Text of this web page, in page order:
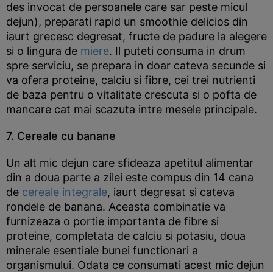
des invocat de persoanele care sar peste micul
dejun), preparati rapid un smoothie delicios din
iaurt grecesc degresat, fructe de padure la alegere
si o lingura de miere. Il puteti consuma in drum
spre serviciu, se prepara in doar cateva secunde si
va ofera proteine, calciu si fibre, cei trei nutrienti
de baza pentru o vitalitate crescuta si o pofta de
mancare cat mai scazuta intre mesele principale.
7. Cereale cu banane
Un alt mic dejun care sfideaza apetitul alimentar
din a doua parte a zilei este compus din 14 cana
de cereale integrale, iaurt degresat si cateva
rondele de banana. Aceasta combinatie va
furnizeaza o portie importanta de fibre si
proteine, completata de calciu si potasiu, doua
minerale esentiale bunei functionari a
organismului. Odata ce consumati acest mic dejun